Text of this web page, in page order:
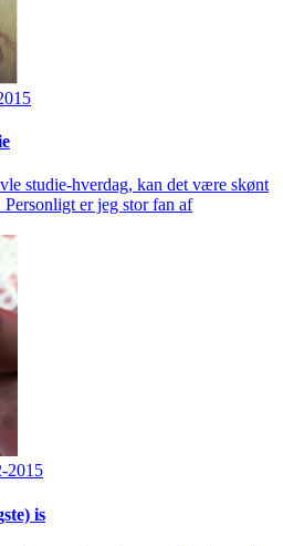
studie-hverdag, kan det være skønt
er jeg stor fan af
2015
is